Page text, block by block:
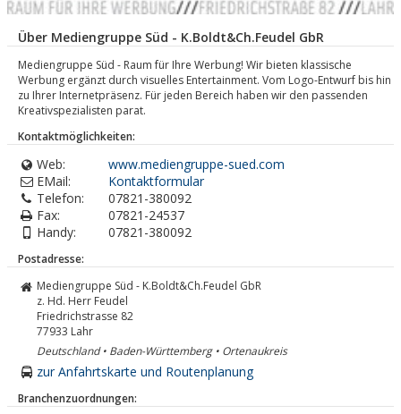
Über Mediengruppe Süd - K.Boldt&Ch.Feudel GbR
Mediengruppe Süd - Raum für Ihre Werbung! Wir bieten klassische
Werbung ergänzt durch visuelles Entertainment. Vom Logo-Entwurf bis hin
zu Ihrer Internetpräsenz. Für jeden Bereich haben wir den passenden
Kreativspezialisten parat.
Kontaktmöglichkeiten:
Web:
www.mediengruppe-sued.com
EMail:
Kontaktformular
Telefon:
07821-380092
Fax:
07821-24537
Handy:
07821-380092
Postadresse:
Mediengruppe Süd - K.Boldt&Ch.Feudel GbR
z. Hd. Herr Feudel
Friedrichstrasse 82
77933 Lahr
Deutschland • Baden-Württemberg • Ortenaukreis
zur Anfahrtskarte und Routenplanung
Branchenzuordnungen: